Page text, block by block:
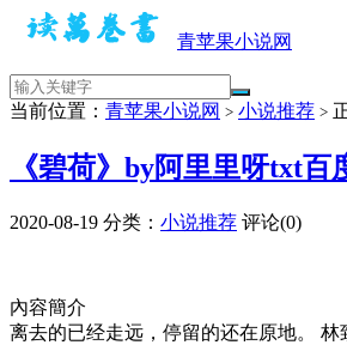
青苹果小说网
当前位置： 青苹果小说网 > 小说推荐 >
《碧荷》by阿里里呀txt百
2020-08-19 分类： 小说推荐 评论(0)
內容簡介
离去的已经走远，停留的还在原地。 林